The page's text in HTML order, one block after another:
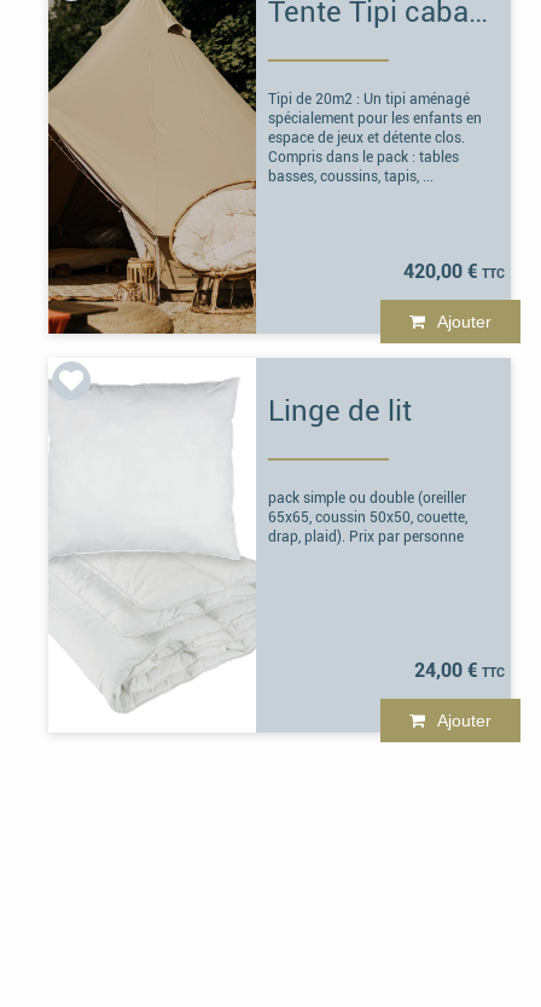
Tente Tipi cabane enfants
Tipi de 20m2 : Un tipi aménagé
spécialement pour les enfants en
espace de jeux et détente clos.
Compris dans le pack : tables
basses, coussins, tapis, ...
420,00 €
Ajouter
Linge de lit
pack simple ou double (oreiller
65x65, coussin 50x50, couette,
drap, plaid). Prix par personne
24,00 €
Ajouter